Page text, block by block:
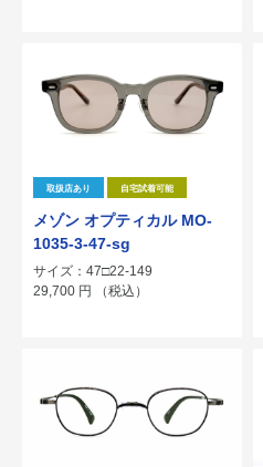
取扱店あり 自宅試着可能
メゾン オプティカル MO-
1035-3-47-sg
サイズ：47□22-149
29,700 円 （税込）